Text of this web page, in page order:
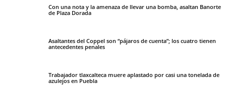
Con una nota y la amenaza de llevar una bomba, asaltan Banorte
de Plaza Dorada
Asaltantes del Coppel son “pájaros de cuenta”; los cuatro tienen
antecedentes penales
Trabajador tlaxcalteca muere aplastado por casi una tonelada de
azulejos en Puebla